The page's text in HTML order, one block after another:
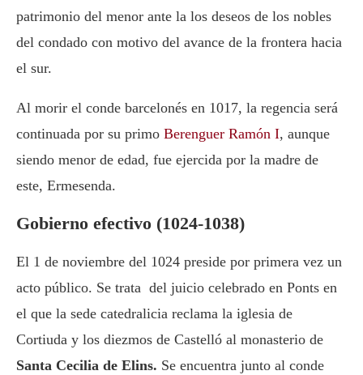
patrimonio del menor ante la los deseos de los nobles
del condado con motivo del avance de la frontera hacia
el sur.
Al morir el conde barcelonés en 1017, la regencia será
continuada por su primo Berenguer Ramón I, aunque
siendo menor de edad, fue ejercida por la madre de
este, Ermesenda.
Gobierno efectivo (1024-1038)
El 1 de noviembre del 1024 preside por primera vez un
acto público. Se trata del juicio celebrado en Ponts en
el que la sede catedralicia reclama la iglesia de
Cortiuda y los diezmos de Castelló al monasterio de
Santa Cecilia de Elins. Se encuentra junto al conde